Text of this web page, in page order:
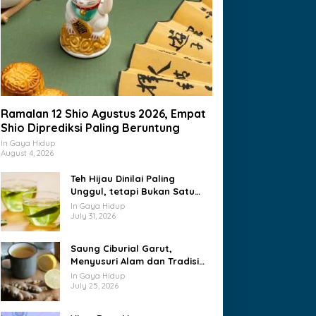
Berita Kesehatan
Vaksin HPV, Perlindungan
Dipahami Sejak Dini
8, 2026
Mengandung
Kenali Jenis dan
Konsumsinya
Ramalan 12 Shio Agustus 2026, Empat
Shio Diprediksi Paling Beruntung
In Gaya Hidup
August 4, 2026
Teh Hijau Dinilai Paling
Unggul, tetapi Bukan Satu
Satunya Pilihan Sehat
In Gaya Hidup
July 31, 2026
Saung Ciburial Garut,
Menyusuri Alam dan Tradisi
dalam Satu Perjalanan
In Gaya Hidup
July 25, 2026